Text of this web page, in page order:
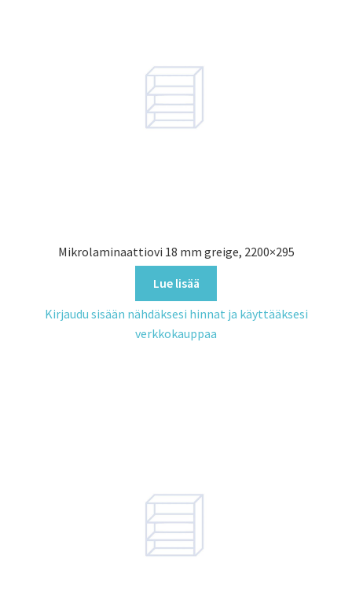
Mikrolaminaattiovi 18 mm greige, 2200×295
Lue lisää
Kirjaudu sisään nähdäksesi hinnat ja käyttääksesi
verkkokauppaa